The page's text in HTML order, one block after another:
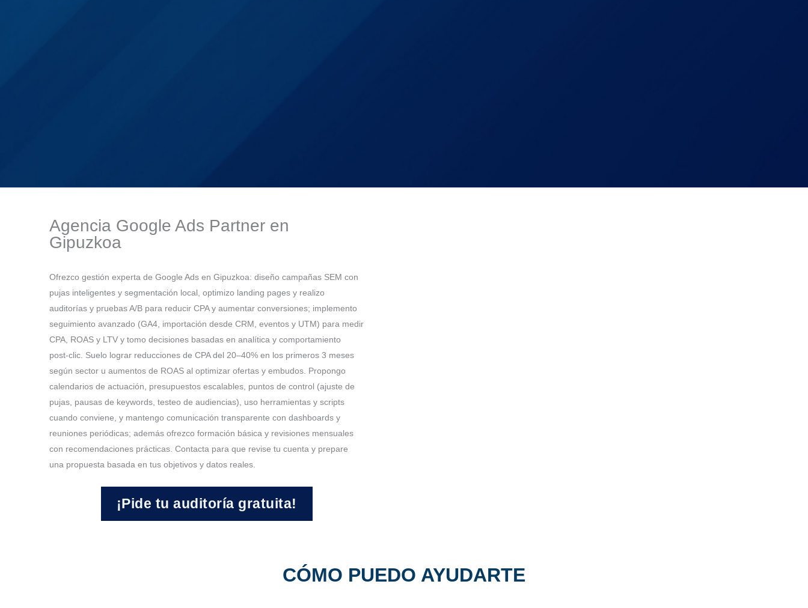
Agencia Google Ads Partner en
Gipuzkoa
Ofrezco gestión experta de Google Ads en Gipuzkoa: diseño campañas SEM con
pujas inteligentes y segmentación local, optimizo landing pages y realizo
auditorías y pruebas A/B para reducir CPA y aumentar conversiones; implemento
seguimiento avanzado (GA4, importación desde CRM, eventos y UTM) para medir
CPA, ROAS y LTV y tomo decisiones basadas en analítica y comportamiento
post‑clic. Suelo lograr reducciones de CPA del 20–40% en los primeros 3 meses
según sector u aumentos de ROAS al optimizar ofertas y embudos. Propongo
calendarios de actuación, presupuestos escalables, puntos de control (ajuste de
pujas, pausas de keywords, testeo de audiencias), uso herramientas y scripts
cuando conviene, y mantengo comunicación transparente con dashboards y
reuniones periódicas; además ofrezco formación básica y revisiones mensuales
con recomendaciones prácticas. Contacta para que revise tu cuenta y prepare
una propuesta basada en tus objetivos y datos reales.
¡Pide tu auditoría gratuita!
CÓMO PUEDO AYUDARTE